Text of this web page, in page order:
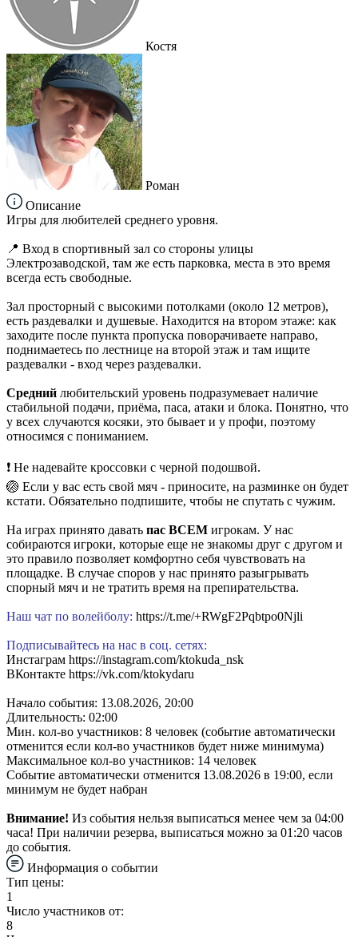
Костя
Роман
Описание
Игры для любителей среднего уровня.
📍 Вход в спортивный зал со стороны улицы
Электрозаводской, там же есть парковка, места в это время
всегда есть свободные.
Зал просторный с высокими потолками (около 12 метров),
есть раздевалки и душевые. Находится на втором этаже: как
заходите после пункта пропуска поворачиваете направо,
поднимаетесь по лестнице на второй этаж и там ищите
раздевалки - вход через раздевалки.
Средний любительский уровень подразумевает наличие
стабильной подачи, приёма, паса, атаки и блока. Понятно, что
у всех случаются косяки, это бывает и у профи, поэтому
относимся с пониманием.
❗ Не надевайте кроссовки с черной подошвой.
🏐 Если у вас есть свой мяч - приносите, на разминке он будет
кстати. Обязательно подпишите, чтобы не спутать с чужим.
На играх принято давать пас ВСЕМ игрокам. У нас
собираются игроки, которые еще не знакомы друг с другом и
это правило позволяет комфортно себя чувствовать на
площадке. В случае споров у нас принято разыгрывать
спорный мяч и не тратить время на препирательства.
Наш чат по волейболу: https://t.me/+RWgF2Pqbtpo0Njli
Подписывайтесь на нас в соц. сетях:
Инстаграм https://instagram.com/ktokuda_nsk
ВКонтакте https://vk.com/ktokydaru
Начало события: 13.08.2026, 20:00
Длительность: 02:00
Мин. кол-во участников: 8 человек (событие автоматически
отменится если кол-во участников будет ниже минимума)
Максимальное кол-во участников: 14 человек
Событие автоматически отменится 13.08.2026 в 19:00, если
минимум не будет набран
Внимание! Из события нельзя выписаться менее чем за 04:00
часа! При наличии резерва, выписаться можно за 01:20 часов
до события.
Информация о событии
Тип цены:
1
Число участников от:
8